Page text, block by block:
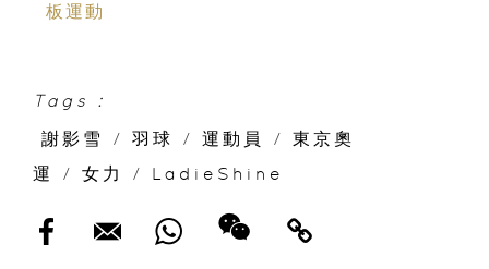
板運動
Tags :
謝影雪
/ 羽球 / 運動員 /
東京奧
運
/ 女力 / LadieShine